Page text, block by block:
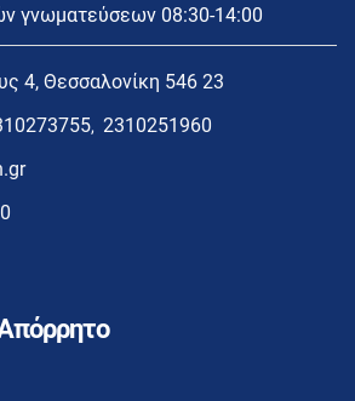
γνωματεύσεων 08:30-14:00
4, Θεσσαλονίκη 546 23
, 2310251960